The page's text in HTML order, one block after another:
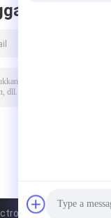
pesan
Co., Ltd.. All